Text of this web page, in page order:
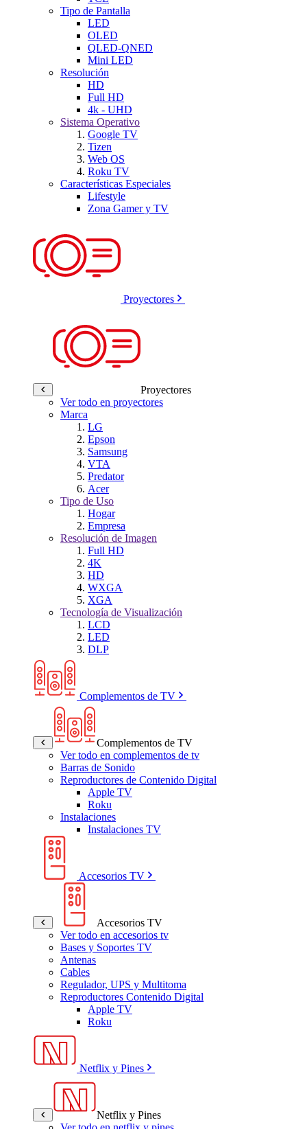
Tipo de Pantalla
LED
OLED
QLED-QNED
Mini LED
Resolución
HD
Full HD
4k - UHD
Sistema Operativo
Google TV
Tizen
Web OS
Roku TV
Características Especiales
Lifestyle
Zona Gamer y TV
Proyectores
Proyectores
Ver todo en proyectores
Marca
LG
Epson
Samsung
VTA
Predator
Acer
Tipo de Uso
Hogar
Empresa
Resolución de Imagen
Full HD
4K
HD
WXGA
XGA
Tecnología de Visualización
LCD
LED
DLP
Complementos de TV
Complementos de TV
Ver todo en complementos de tv
Barras de Sonido
Reproductores de Contenido Digital
Apple TV
Roku
Instalaciones
Instalaciones TV
Accesorios TV
Accesorios TV
Ver todo en accesorios tv
Bases y Soportes TV
Antenas
Cables
Regulador, UPS y Multitoma
Reproductores Contenido Digital
Apple TV
Roku
Netflix y Pines
Netflix y Pines